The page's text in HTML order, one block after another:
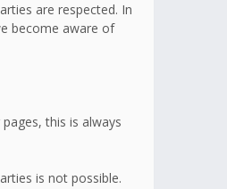
are respected. In
become aware of
this is always
is not possible.